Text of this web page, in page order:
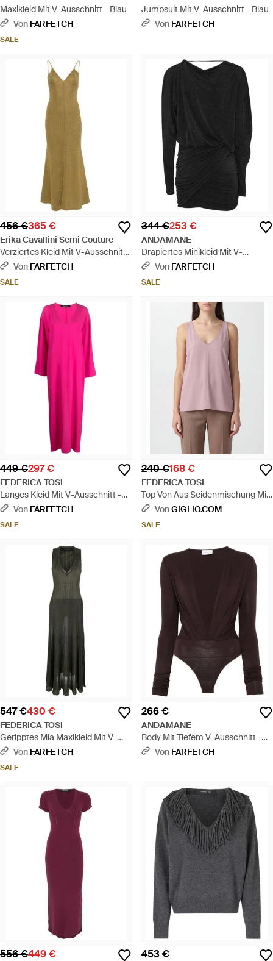
Maxikleid Mit V-Ausschnitt - Blau
Von FARFETCH
SALE
Jumpsuit Mit V-Ausschnitt - Blau
Von FARFETCH
456 €365 €
Erika Cavallini Semi Couture
Verziertes Kleid Mit V-Ausschnitt -
WeißVon FARFETCH
SALE
344 €253 €
ANDAMANE
Drapiertes Minikleid Mit V-
Ausschnitt - Schwarz
Von FARFETCH
SALE
449 €297 €
FEDERICA TOSI
Langes Kleid Mit V-Ausschnitt -
PinkVon FARFETCH
SALE
240 €168 €
FEDERICA TOSI
Top Von Aus Seidenmischung Mit
V-Ausschnitt Und Off-Shoulder-
VonGIGLIO.COM
SALE
547 €430 €
FEDERICA TOSI
Geripptes Mia Maxikleid Mit V-
Ausschnitt - Weiß
Von FARFETCH
SALE
266 €
ANDAMANE
Body Mit Tiefem V-Ausschnitt -
Schwarz
Von FARFETCH
556 €449 € 453 €